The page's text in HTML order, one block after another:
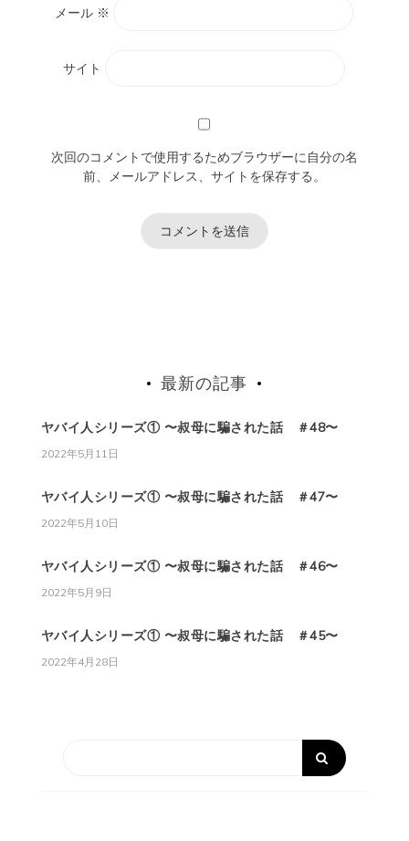
メール ※
サイト
次回のコメントで使用するためブラウザーに自分の名
前、メールアドレス、サイトを保存する。
最新の記事
ヤバイ人シリーズ① 〜叔母に騙された話 ＃48〜
2022年5月11日
ヤバイ人シリーズ① 〜叔母に騙された話 ＃47〜
2022年5月10日
ヤバイ人シリーズ① 〜叔母に騙された話 ＃46〜
2022年5月9日
ヤバイ人シリーズ① 〜叔母に騙された話 ＃45〜
2022年4月28日